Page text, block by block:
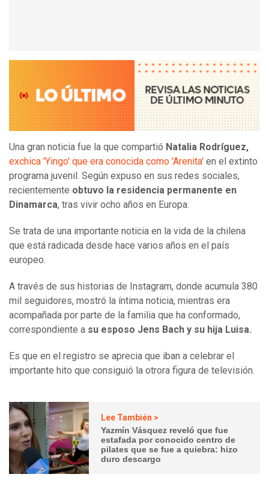
Una gran noticia fue la que compartió Natalia Rodríguez,
exchica 'Yingo' que era conocida como 'Arenita' en el extinto
programa juvenil. Según expuso en sus redes sociales,
recientemente obtuvo la residencia permanente en
Dinamarca, tras vivir ocho años en Europa.
Se trata de una importante noticia en la vida de la chilena
que está radicada desde hace varios años en el país
europeo.
A través de sus historias de Instagram, donde acumula 380
mil seguidores, mostró la íntima noticia, mientras era
acompañada por parte de la familia que ha conformado,
correspondiente a su esposo Jens Bach y su hija Luisa.
Es que en el registro se aprecia que iban a celebrar el
importante hito que consiguió la otrora figura de televisión.
Lee También >
Yazmín Vásquez reveló que fue
estafada por conocido centro de
pilates que se fue a quiebra: hizo
duro descargo